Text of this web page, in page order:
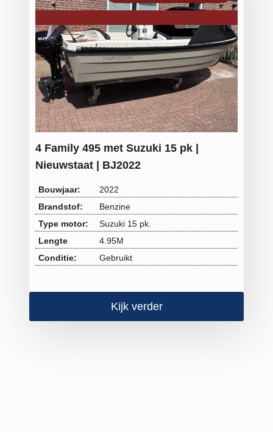
4 Family 495 met Suzuki 15 pk |
Nieuwstaat | BJ2022
Bouwjaar:
2022
Brandstof:
Benzine
Type motor:
Suzuki 15 pk.
Lengte
4.95M
Conditie:
Gebruikt
Kijk verder